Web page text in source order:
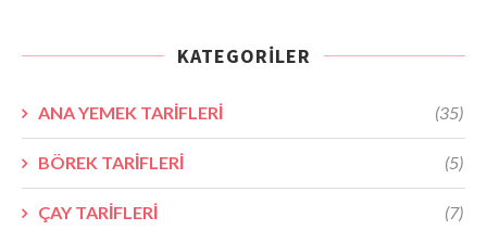
KATEGORILER
ANA YEMEK TARİFLERİ (35)
BÖREK TARİFLERİ (5)
ÇAY TARİFLERİ (7)